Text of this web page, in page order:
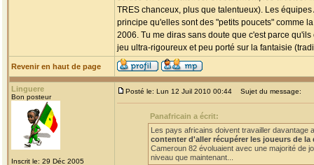
TRES chanceux, plus que talentueux). Les
principe qu'elles sont des "petits poucets" comme
2006. Tu me diras sans doute que c'est parce
jeu ultra-rigoureux et peu porté sur la fantaisie
Revenir en haut de page
Linguere
Bon posteur
Inscrit le: 29 Déc 2005
Posté le: Lun 12 Juil 2010 00:44 Sujet du message:
Panafricain a écrit:
Les pays africains doivent travailler
contenter d'aller récupérer les joueurs de
Cameroun 82 évoluaient avec une majorité de
niveau que maintenant...